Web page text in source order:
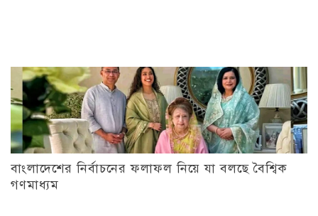
বাংলাদেশের নির্বাচনের ফলাফল নিয়ে যা বলছে বৈশ্বিক
গণমাধ্যম